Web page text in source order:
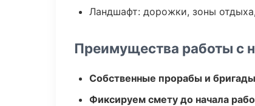
Ландшафт: дорожки, зоны
Преимущества работы с
Собственные прорабы и
Фиксируем смету до начала